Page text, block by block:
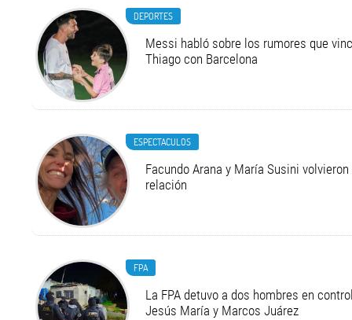
DEPORTES
Messi habló sobre los rumores que
Thiago con Barcelona
ESPECTACULOS
Facundo Arana y María Susini
relación
FPA
La FPA detuvo a dos hombres en
Jesús María y Marcos Juárez